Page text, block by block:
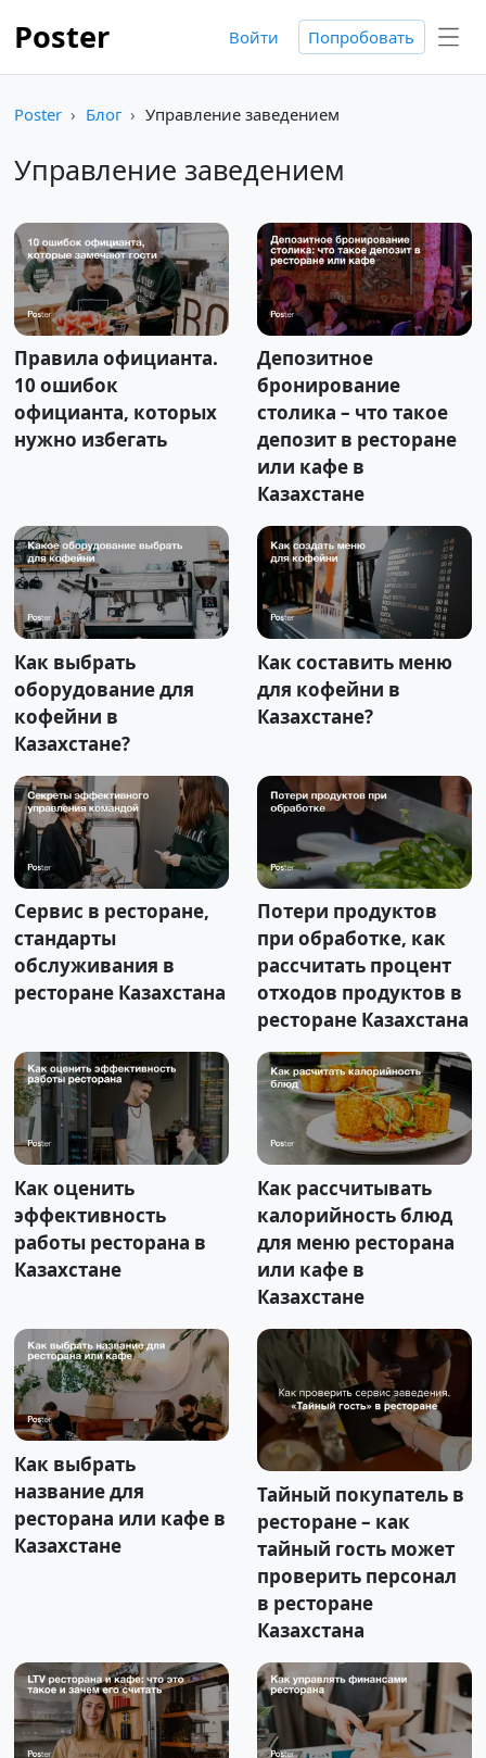
Poster Войти Попробовать
Poster Блог Управление заведением
Управление заведением
Правила официанта.
10 ошибок
официанта, которых
нужно избегать
Депозитное
бронирование
столика – что такое
депозит в ресторане
или кафе в
Казахстане
Как выбрать
оборудование для
кофейни в
Казахстане?
Как составить меню
для кофейни в
Казахстане?
Сервис в ресторане,
стандарты
обслуживания в
ресторане Казахстана
Потери продуктов
при обработке, как
рассчитать процент
отходов продуктов в
ресторане Казахстана
Как оценить
эффективность
работы ресторана в
Казахстане
Как рассчитывать
калорийность блюд
для меню ресторана
или кафе в
Казахстане
Как выбрать
название для
ресторана или кафе в
Казахстане
Тайный покупатель в
ресторане – как
тайный гость может
проверить персонал
в ресторане
Казахстана